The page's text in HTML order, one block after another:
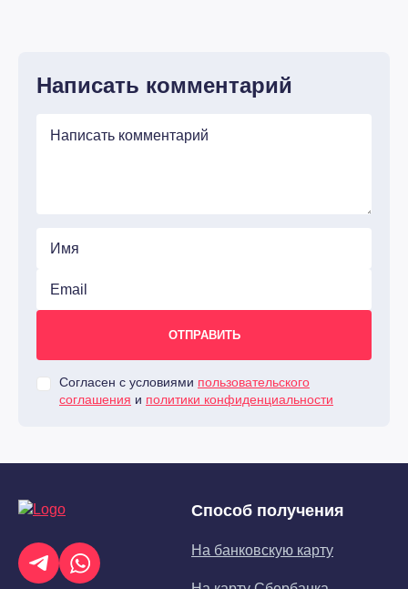
Написать комментарий
Согласен с условиями пользовательского
соглашения и политики конфиденциальности
Способ получения
На банковскую карту